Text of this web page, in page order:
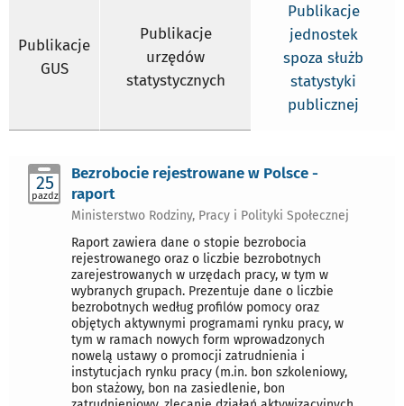
Publikacje
GUS
Publikacje
urzędów
statystycznych
Publikacje
jednostek
spoza służb
statystyki
publicznej
25
pazdz
Bezrobocie rejestrowane w Polsce -
raport
Ministerstwo Rodziny, Pracy i Polityki Społecznej
Raport zawiera dane o stopie bezrobocia
rejestrowanego oraz o liczbie bezrobotnych
zarejestrowanych w urzędach pracy, w tym w
wybranych grupach. Prezentuje dane o liczbie
bezrobotnych według profilów pomocy oraz
objętych aktywnymi programami rynku pracy, w
tym w ramach nowych form wprowadzonych
nowelą ustawy o promocji zatrudnienia i
instytucjach rynku pracy (m.in. bon szkoleniowy,
bon stażowy, bon na zasiedlenie, bon